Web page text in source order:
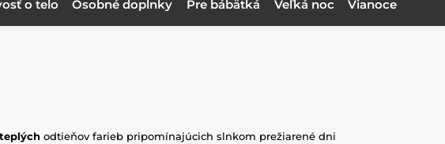
o telo Osobné doplnky Pre bábätká Veľká noc Vianoce
teplých odtieňov farieb pripomínajúcich slnkom prežiarené dni